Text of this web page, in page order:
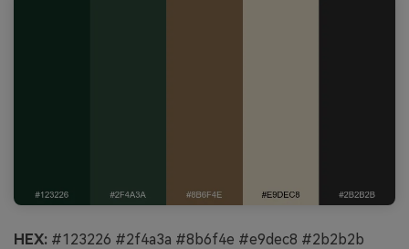
HEX: #123226 #2f4a3a #8b6f4e #e9dec8 #2b2b2b